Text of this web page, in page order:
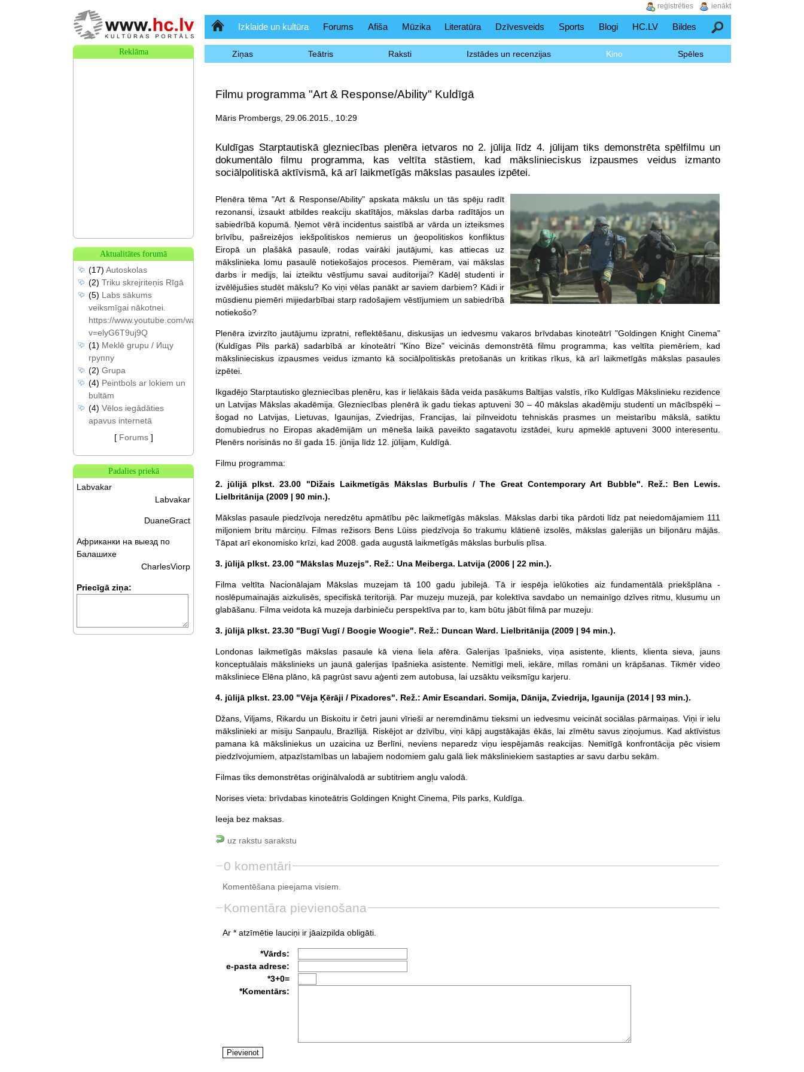
SākumlapaIzklaide un kultūra Forums Afiša Mūzika Literatūra Dzīvesveids Sports Blogi HC.LV Bildes Meklēšana
Ziņas Teātris Raksti Izstādes un recenzijas Kino Spēles
Filmu programma "Art & Response/Ability" Kuldīgā
Māris Prombergs, 29.06.2015., 10:29
Kuldīgas Starptautiskā glezniecības plenēra ietvaros no 2. jūlija līdz 4. jūlijam tiks demonstrēta spēlfilmu un
dokumentālo filmu programma, kas veltīta stāstiem, kad mākslinieciskus izpausmes veidus izmanto
sociālpolitiskā aktīvismā, kā arī laikmetīgās mākslas pasaules izpētei.
Plenēra tēma "Art & Response/Ability" apskata mākslu un tās spēju radīt
rezonansi, izsaukt atbildes reakciju skatītājos, mākslas darba radītājos un
sabiedrībā kopumā. Ņemot vērā incidentus saistībā ar vārda un izteiksmes
brīvību, pašreizējos iekšpolitiskos nemierus un ģeopolitiskos konfliktus
Eiropā un plašākā pasaulē, rodas vairāki jautājumi, kas attiecas uz
mākslinieka lomu pasaulē notiekošajos procesos. Piemēram, vai mākslas
darbs ir medijs, lai izteiktu vēstījumu savai auditorijai? Kādēļ studenti ir
izvēlējušies studēt mākslu? Ko viņi vēlas panākt ar saviem darbiem? Kādi ir
mūsdienu piemēri mijiedarbībai starp radošajiem vēstījumiem un sabiedrībā
notiekošo?
Plenēra izvirzīto jautājumu izpratni, reflektēšanu, diskusijas un iedvesmu vakaros brīvdabas kinoteātrī "Goldingen Knight Cinema"
(Kuldīgas Pils parkā) sadarbībā ar kinoteātri "Kino Bize" veicinās demonstrētā filmu programma, kas veltīta piemēriem, kad
mākslinieciskus izpausmes veidus izmanto kā sociālpolitiskās pretošanās un kritikas rīkus, kā arī laikmetīgās mākslas pasaules
izpētei.
Ikgadējo Starptautisko glezniecības plenēru, kas ir lielākais šāda veida pasākums Baltijas valstīs, rīko Kuldīgas Mākslinieku rezidence
un Latvijas Mākslas akadēmija. Glezniecības plenērā ik gadu tiekas aptuveni 30 – 40 mākslas akadēmiju studenti un mācībspēki –
šogad no Latvijas, Lietuvas, Igaunijas, Zviedrijas, Francijas, lai pilnveidotu tehniskās prasmes un meistarību mākslā, satiktu
domubiedrus no Eiropas akadēmijām un mēneša laikā paveikto sagatavotu izstādei, kuru apmeklē aptuveni 3000 interesentu.
Plenērs norisinās no šī gada 15. jūnija līdz 12. jūlijam, Kuldīgā.
Filmu programma:
2. jūlijā plkst. 23.00 "Dižais Laikmetīgās Mākslas Burbulis / The Great Contemporary Art Bubble". Rež.: Ben Lewis.
Lielbritānija (2009 | 90 min.).
Mākslas pasaule piedzīvoja neredzētu apmātību pēc laikmetīgās mākslas. Mākslas darbi tika pārdoti līdz pat neiedomājamiem 111
miljoniem britu mārciņu. Filmas režisors Bens Lūiss piedzīvoja šo trakumu klātienē izsolēs, mākslas galerijās un biljonāru mājās.
Tāpat arī ekonomisko krīzi, kad 2008. gada augustā laikmetīgās mākslas burbulis plīsa.
3. jūlijā plkst. 23.00 "Mākslas Muzejs". Rež.: Una Meiberga. Latvija (2006 | 22 min.).
Filma veltīta Nacionālajam Mākslas muzejam tā 100 gadu jubilejā. Tā ir iespēja ielūkoties aiz fundamentālā priekšplāna -
noslēpumainajās aizkulisēs, specifiskā teritorijā. Par muzeju muzejā, par kolektīva savdabo un nemainīgo dzīves ritmu, klusumu un
glabāšanu. Filma veidota kā muzeja darbinieču perspektīva par to, kam būtu jābūt filmā par muzeju.
3. jūlijā plkst. 23.30 "Bugī Vugī / Boogie Woogie". Rež.: Duncan Ward. Lielbritānija (2009 | 94 min.).
Londonas laikmetīgās mākslas pasaule kā viena liela afēra. Galerijas īpašnieks, viņa asistente, klients, klienta sieva, jauns
konceptuālais mākslinieks un jaunā galerijas īpašnieka asistente. Nemitīgi meli, iekāre, mīlas romāni un krāpšanas. Tikmēr video
māksliniece Elēna plāno, kā pagrūst savu aģenti zem autobusa, lai uzsāktu veiksmīgu karjeru.
4. jūlijā plkst. 23.00 "Vēja Ķērāji / Pixadores". Rež.: Amir Escandari. Somija, Dānija, Zviedrija, Igaunija (2014 | 93 min.).
Džans, Viljams, Rikardu un Biskoitu ir četri jauni vīrieši ar neremdināmu tieksmi un iedvesmu veicināt sociālas pārmaiņas. Viņi ir ielu
mākslinieki ar misiju Sanpaulu, Brazīlijā. Riskējot ar dzīvību, viņi kāpj augstākajās ēkās, lai zīmētu savus ziņojumus. Kad aktīvistus
pamana kā māksliniekus un uzaicina uz Berlīni, neviens neparedz viņu iespējamās reakcijas. Nemitīgā konfrontācija pēc visiem
piedzīvojumiem, atpazīstamības un labajiem nodomiem galu galā liek māksliniekiem sastapties ar savu darbu sekām.
Filmas tiks demonstrētas oriģinālvalodā ar subtitriem angļu valodā.
Norises vieta: brīvdabas kinoteātris Goldingen Knight Cinema, Pils parks, Kuldīga.
Ieeja bez maksas.
uz rakstu sarakstu
0 komentāri
Komentēšana pieejama visiem.
Komentāra pievienošana
Ar * atzīmētie lauciņi ir jāaizpilda obligāti.
*Vārds:
e-pasta adrese:
*3+0=
*Komentārs:
Reklāma
Aktualitātes forumā
(17) Autoskolas
(2) Triku skrejriteņis Rīgā
(5) Labs sākums
veiksmīgai nākotnei.
https://www.youtube.com/watch?
v=elyG6T9uj9Q
(1) Meklē grupu / Ищу
группу
(2) Grupa
(4) Peintbols ar lokiem un
bultām
(4) Vēlos iegādāties
apavus internetā
[ Forums]
Padalies priekā
Labvakar
Labvakar
DuaneGract
Африканки на выезд по
Балашихе
CharlesViorp
Priecīgā ziņa:
ienākt
reģistrēties